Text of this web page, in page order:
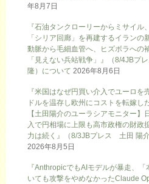
年8月7日
『石油タンクローリーからミサイル
「シリア回廊」を再建するイラ
動脈から毛細血管へ、ヒズボラへの
「見えない兵站戦争」』（8/4JBプ
隆）について 2026年8月6日
『米国はなぜ円買い介入でユーロを
ドルを温存し欧州にコストを転嫁し
【土田陽介のユーラシアモニター】
入で円相場に上限も高市政権の財政
力は続く』（8/3JBプレス 土田 陽
2026年8月5日
『AnthropicでもAIモデルが暴走、
いても攻撃をやめなかったClaude